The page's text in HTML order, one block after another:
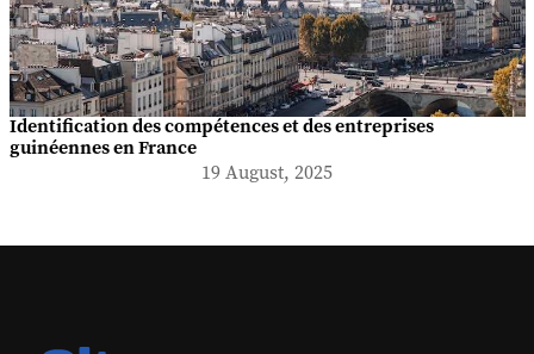
Identification des compétences et des entreprises
guinéennes en France
19 August, 2025